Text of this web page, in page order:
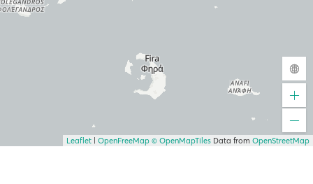
Leaflet OpenFreeMap © OpenMapTiles Data from OpenStreetMap